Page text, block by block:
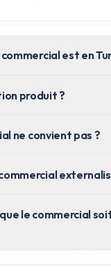
est en
produit ?
ne convient pas ?
le commercial